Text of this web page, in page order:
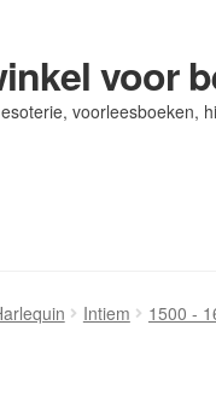
voor
voorleesboeken,
Intiem 1500 -